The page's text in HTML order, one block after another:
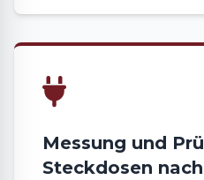
Messung und
Steckdosen